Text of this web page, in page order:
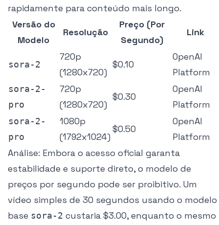
rapidamente para conteúdo mais longo.
Versão do
Modelo
Resolução
Preço (Por
Segundo)
Link
sora-2
720p
(1280x720)
$0.10
OpenAI
Platform
sora-2-
pro
720p
(1280x720)
$0.30
OpenAI
Platform
sora-2-
pro
1080p
(1792x1024)
$0.50
OpenAI
Platform
Análise: Embora o acesso oficial garanta
estabilidade e suporte direto, o modelo de
preços por segundo pode ser proibitivo. Um
vídeo simples de 30 segundos usando o modelo
base sora-2 custaria $3.00, enquanto o mesmo